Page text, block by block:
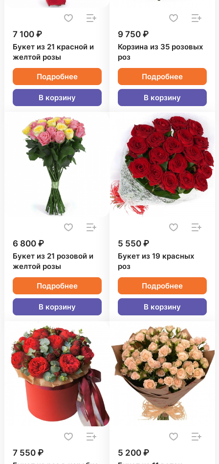
7 100 ₽
Букет из 21 красной и
желтой розы
Подробнее
В корзину
9 750 ₽
Корзина из 35 розовых
роз
Подробнее
В корзину
6 800 ₽
Букет из 21 розовой и
желтой розы
Подробнее
В корзину
5 550 ₽
Букет из 19 красных
роз
Подробнее
В корзину
7 550 ₽ 5 200 ₽